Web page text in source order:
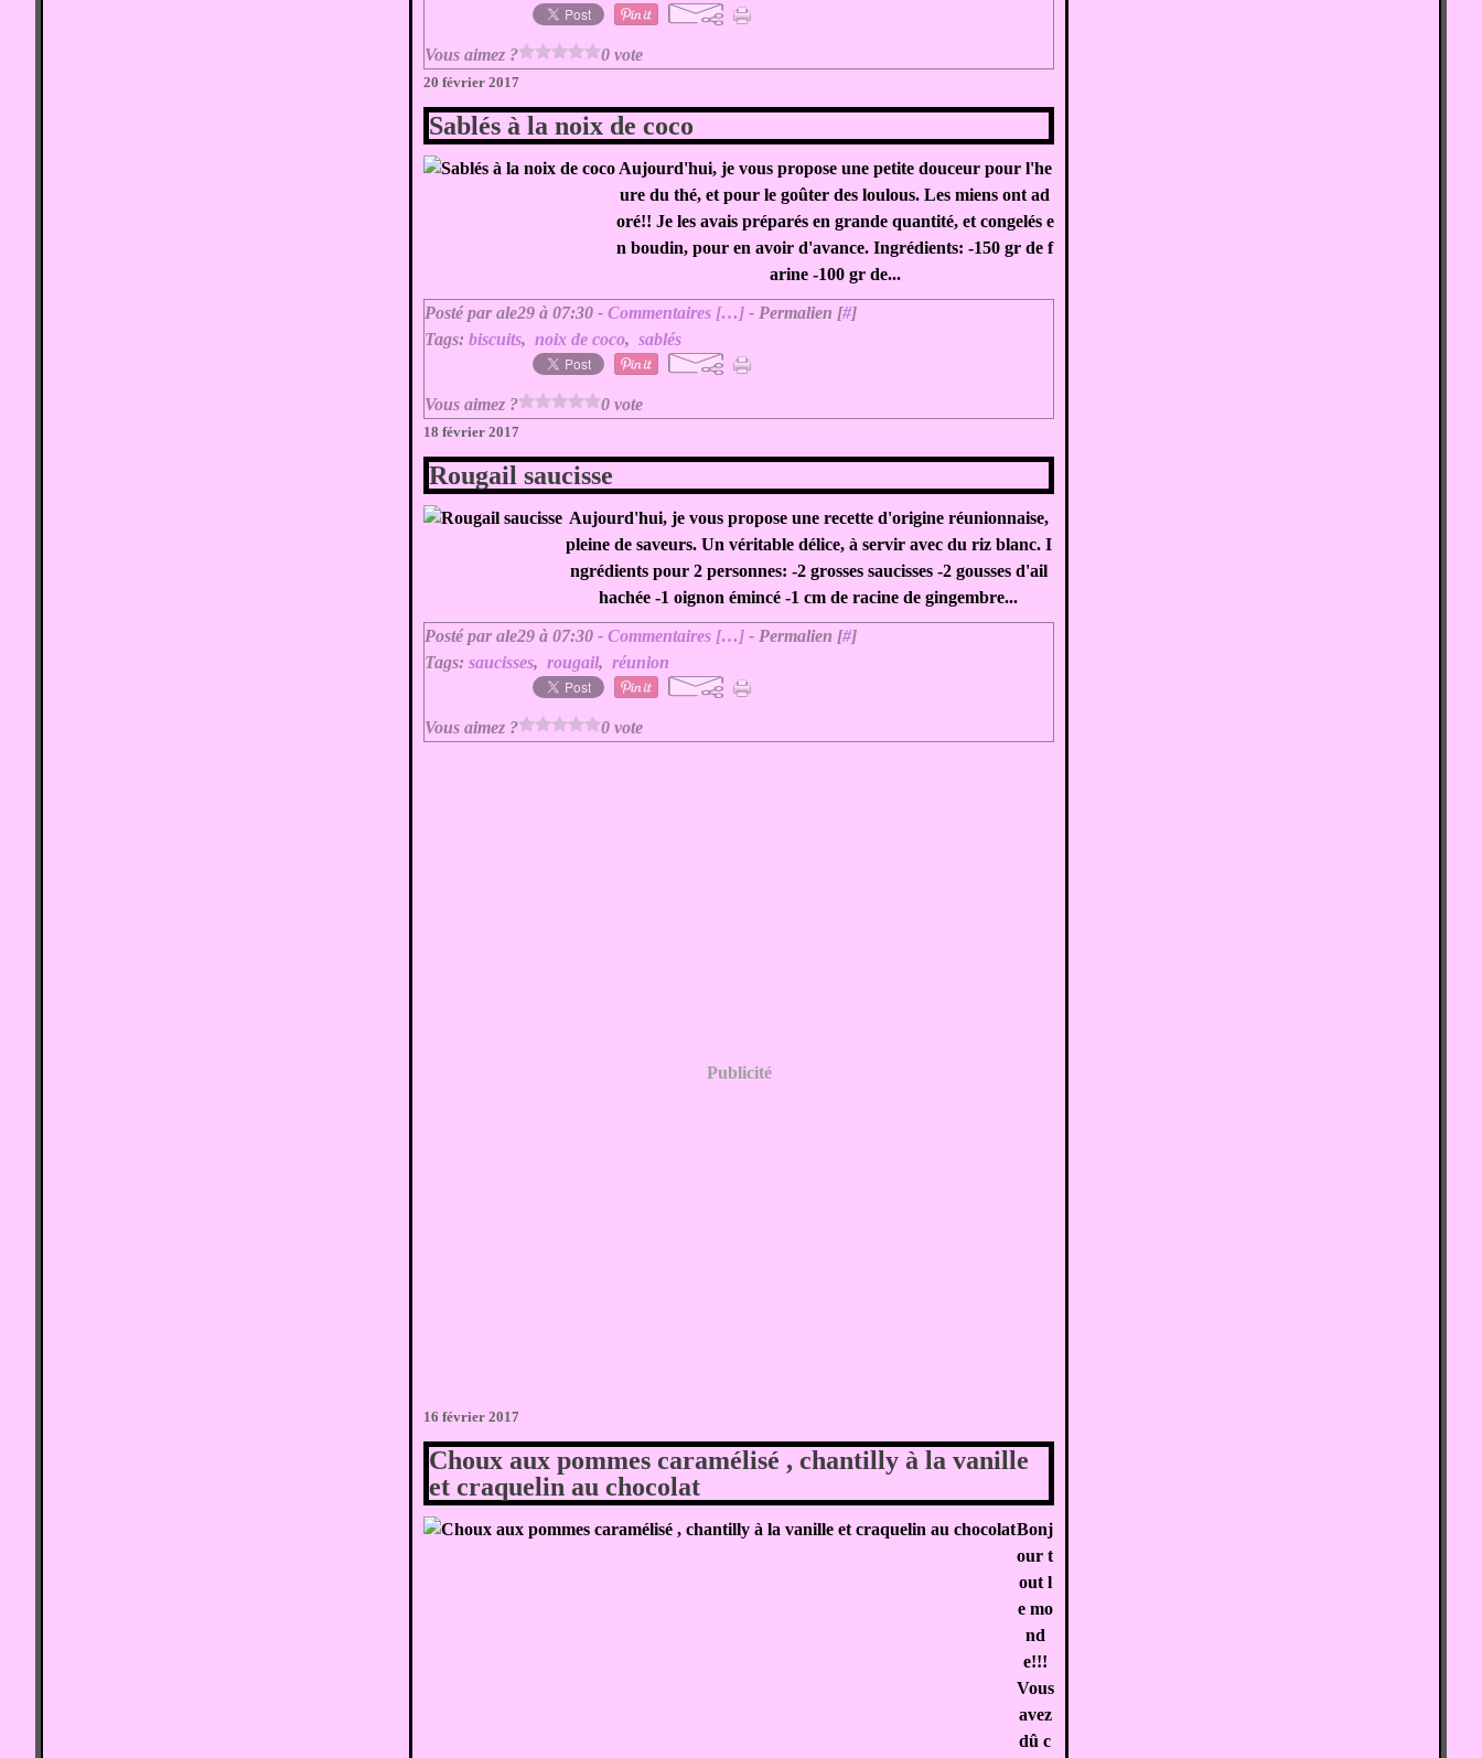
Vous aimez ? 0 vote
20 février 2017
Sablés à la noix de coco
Aujourd'hui, je vous propose une petite douceur pour l'he
ure du thé, et pour le goûter des loulous. Les miens ont ad
oré!! Je les avais préparés en grande quantité, et congelés e
n boudin, pour en avoir d'avance. Ingrédients: -150 gr de f
arine -100 gr de...
Posté par ale29 à 07:30 -Commentaires […] - Permalien [#]
Tags:biscuits,noix de coco,sablés
Vous aimez ? 0 vote
18 février 2017
Rougail saucisse
Aujourd'hui, je vous propose une recette d'origine réunionnaise,
pleine de saveurs. Un véritable délice, à servir avec du riz blanc. I
ngrédients pour 2 personnes: -2 grosses saucisses -2 gousses d'ail
hachée -1 oignon émincé -1 cm de racine de gingembre...
Posté par ale29 à 07:30 -Commentaires […] - Permalien [#]
Tags:saucisses,rougail,réunion
Vous aimez ? 0 vote
Publicité
16 février 2017
Choux aux pommes caramélisé , chantilly à la vanille
et craquelin au chocolat
Bonj
our t
out l
e mo
nd
e!!!
Vous
avez
dû c